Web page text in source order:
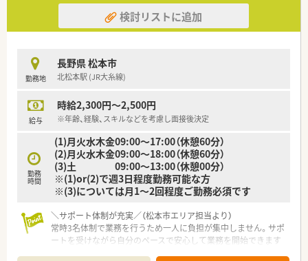
検討リストに追加
勤務地
長野県 松本市
北松本駅 (JR大糸線)
給与
時給2,300円～2,500円
※年齢、経験、スキルなどを考慮し面接後決定
勤務
時間
(1)月火水木金09:00～17:00（休憩60分）
(2)月火水木金09:00～18:00（休憩60分）
(3)土 09:00～13:00（休憩00分）
※(1)or(2)で週3日程度勤務可能な方
※(3)については月1～2回程度ご勤務必須です
＼サポート体制が充実／（松本市エリア担当より）
常時3名体制で業務を行うため一人に負担が集中しません。サポ
ートを受けながら自分のペースで安心して業務を開始できます